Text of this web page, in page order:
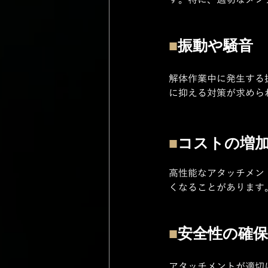
■振動や騒音
解体作業中に発生す
に抑える対策が求めら
■コストの増
高性能なアタッチメ
くなることがあります
■安全性の確保